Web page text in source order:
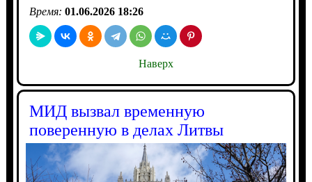
Время: 01.06.2026 18:26
Наверх
МИД вызвал временную
поверенную в делах Литвы